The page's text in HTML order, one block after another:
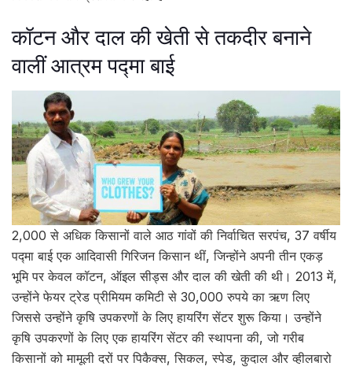
कॉटन और दाल की खेती से तकदीर बनाने
वालीं आत्रम पद्मा बाई
2,000 से अधिक किसानों वाले आठ गांवों की निर्वाचित सरपंच, 37 वर्षीय
पद्मा बाई एक आदिवासी गिरिजन किसान थीं, जिन्होंने अपनी तीन एकड़
भूमि पर केवल कॉटन, ऑइल सीड्स और दाल की खेती की थी। 2013 में,
उन्होंने फेयर ट्रेड प्रीमियम कमिटी से 30,000 रुपये का ऋण लिए
जिससे उन्होंने कृषि उपकरणों के लिए हायरिंग सेंटर शुरू किया। उन्होंने
कृषि उपकरणों के लिए एक हायरिंग सेंटर की स्थापना की, जो गरीब
किसानों को मामूली दरों पर पिकैक्स, सिकल, स्पेड, कुदाल और व्हीलबारो